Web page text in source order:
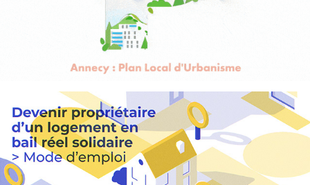
Foncière de Paris